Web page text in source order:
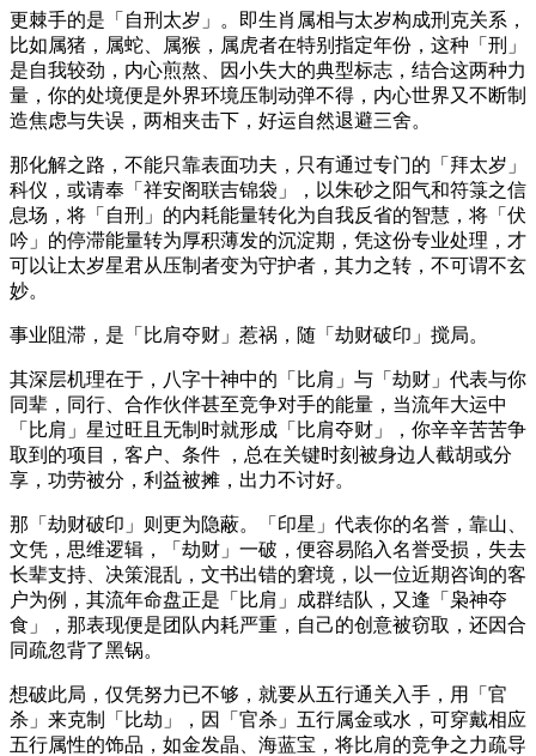
更棘手的是「自刑太岁」。即生肖属相与太岁构成刑克关系，
比如属猪，属蛇、属猴，属虎者在特别指定年份，这种「刑」
是自我较劲，内心煎熬、因小失大的典型标志，结合这两种力
量，你的处境便是外界环境压制动弹不得，内心世界又不断制
造焦虑与失误，两相夹击下，好运自然退避三舍。
那化解之路，不能只靠表面功夫，只有通过专门的「拜太岁」
科仪，或请奉「祥安阁联吉锦袋」，以朱砂之阳气和符箓之信
息场，将「自刑」的内耗能量转化为自我反省的智慧，将「伏
吟」的停滞能量转为厚积薄发的沉淀期，凭这份专业处理，才
可以让太岁星君从压制者变为守护者，其力之转，不可谓不玄
妙。
事业阻滞，是「比肩夺财」惹祸，随「劫财破印」搅局。
其深层机理在于，八字十神中的「比肩」与「劫财」代表与你
同辈，同行、合作伙伴甚至竞争对手的能量，当流年大运中
「比肩」星过旺且无制时就形成「比肩夺财」，你辛辛苦苦争
取到的项目，客户、条件 ，总在关键时刻被身边人截胡或分
享，功劳被分，利益被摊，出力不讨好。
那「劫财破印」则更为隐蔽。「印星」代表你的名誉，靠山、
文凭，思维逻辑，「劫财」一破，便容易陷入名誉受损，失去
长辈支持、决策混乱，文书出错的窘境，以一位近期咨询的客
户为例，其流年命盘正是「比肩」成群结队，又逢「枭神夺
食」，那表现便是团队内耗严重，自己的创意被窃取，还因合
同疏忽背了黑锅。
想破此局，仅凭努力已不够，就要从五行通关入手，用「官
杀」来克制「比劫」，因「官杀」五行属金或水，可穿戴相应
五行属性的饰品，如金发晶、海蓝宝，将比肩的竞争之力疏导